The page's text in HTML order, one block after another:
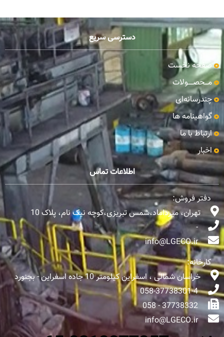
دسترسی سریع
صفحه نخست
مـــحصـــــولات
چندرسانه‌ای
گواهینامه ها
ارتباط با ما
اخبار
اطلاعات تماس
دفتر فروش:
تهران، میرداماد،شمس تبریزی،کوچه نیک نام، پلاک 10
-
info@LGECO.ir
کارخانه:
خراسان شمالی ، اسفراین کیلومتر 10 جاده اسفراین - بجنورد
058-37738301-4
37738332 - 058
info@LGECO.ir